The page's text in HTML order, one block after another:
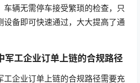
车辆无需停车接受繁琐的检查，只
设备即可快速通过，大大提高了通
军工企业订单上链的合规路径
工企业订单上链的合规路径需要充